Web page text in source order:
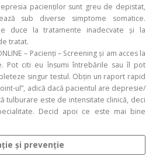
pacienților sunt greu de depistat,
sub diverse simptome somatice.
duce la tratamente inadecvate și la
tratat.
– Pacienți – Screening și am acces la
Pot citi eu însumi întrebările sau îl pot
singur testul. Obțin un raport rapid
ul”, adică dacă pacientul are depresie/
tulburare este de intensitate clinică, deci
Decid apoi ce este mai bine
și prevenție